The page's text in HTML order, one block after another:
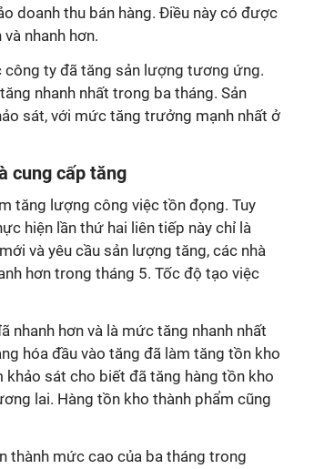
doanh thu bán hàng. Điều này có được
nhanh hơn.
ty đã tăng sản lượng tương ứng.
nhanh nhất trong ba tháng. Sản
sát, với mức tăng trưởng mạnh nhất ở
cung cấp tăng
tăng lượng công việc tồn đọng. Tuy
hiện lần thứ hai liên tiếp này chỉ là
và yêu cầu sản lượng tăng, các nhà
hơn trong tháng 5. Tốc độ tạo việc
nhanh hơn và là mức tăng nhanh nhất
hóa đầu vào tăng đã làm tăng tồn kho
khảo sát cho biết đã tăng hàng tồn kho
lai. Hàng tồn kho thành phẩm cũng
thành mức cao của ba tháng trong